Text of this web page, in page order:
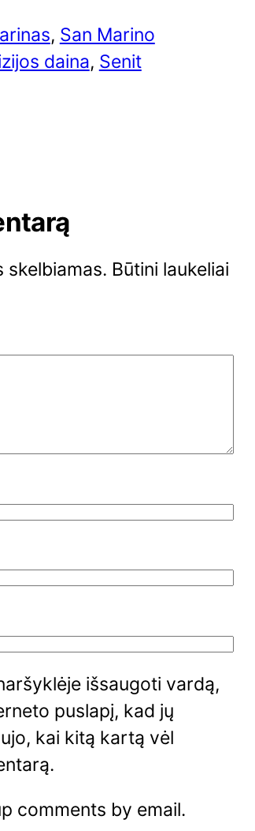
, San Marino
daina, Senit
skelbiamas. Būtini laukeliai
išsaugoti vardą,
puslapį, kad jų
kai kitą kartą vėl
comments by email.